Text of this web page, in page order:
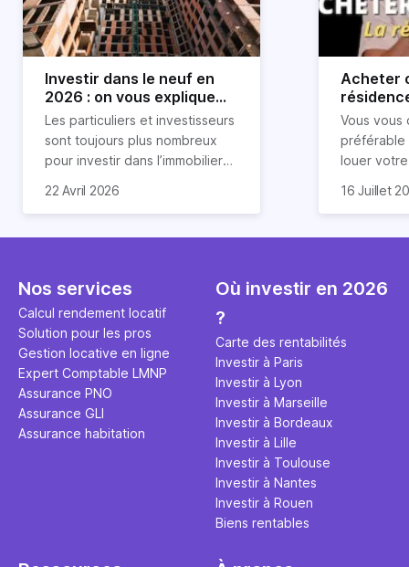
Investir dans le neuf en
2026 : on vous explique
tout !
Les particuliers et investisseurs
sont toujours plus nombreux
pour investir dans l’immobilier
nombreux avantages à choisir
expliquons tout dans cet
22 Avril 2026
Acheter
règle
révélée
Vous vous
préférable
louer
expert en
règle
ce secret
l'argent
principale
études et
16 Juillet
Nos services
Calcul rendement locatif
Solution pour les pros
Gestion locative en ligne
Expert Comptable LMNP
Assurance PNO
Assurance GLI
Assurance habitation
Où investir en 2026
?
Carte des rentabilités
Investir à Paris
Investir à Lyon
Investir à Marseille
Investir à Bordeaux
Investir à Lille
Investir à Toulouse
Investir à Nantes
Investir à Rouen
Biens rentables